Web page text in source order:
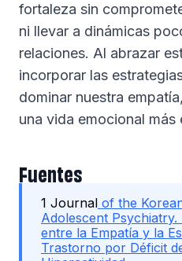
fortaleza sin
ni llevar a dinámicas
relaciones. Al abrazar
incorporar las
dominar nuestra
una vida emocional más
Fuentes
1 Journal of the
Adolescent
entre la Empatía y la
Trastorno por Déficit